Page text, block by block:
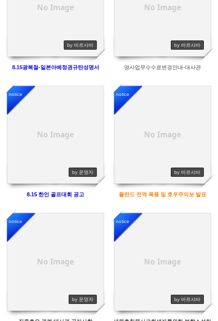
No Image
by 바르샤바
8.15광복절-일본아베정권규탄성명서
No Image
by 바르샤바
영사업무수수료변경안내-대사관
No Image
notice
by 운영자
8.15 한인 골프대회 공고
No Image
notice
by 바르샤바
폴란드 전역 폭풍 및 호우주의보 발표
No Image
notice
by 운영자
No Image
notice
by 바르샤바